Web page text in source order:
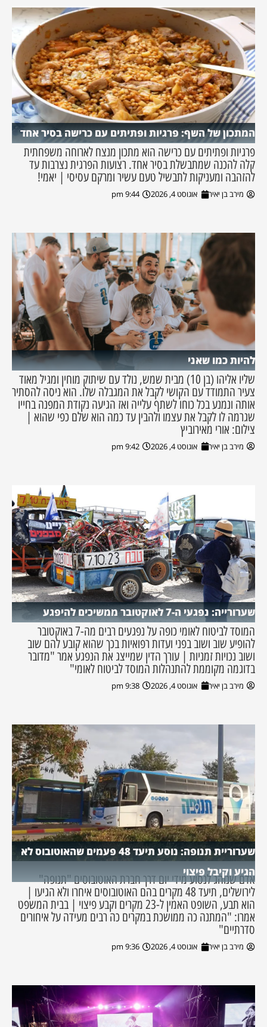
המתכון של השף: פרגיות ופתיתים עם כרישה בסיר אחד
פרגיות ופתיתים עם כרישה הוא מתכון מנצח לארוחה משפחתית
קלה להכנה שמתבשלת בסיר אחד. רצועות הפרגית נצרבות עד
להזהבה ומעניקות לתבשיל טעם עשיר ומרקם עסיסי | יאמי!
מירב בן יאיר אוגוסט 4, 2026 9:44 pm
להיות כמו שאני
שליו אליהו (בן 10) מבית שמש, נולד עם שיתוק מוחין ומגיל מאוד
צעיר התמודד עם הקושי לקבל את המגבלה שלו. הוא ניסה להסתיר
אותה ונמנע בכל כוחו לשתף עלייה ואז הגיעה נקודת המפנה בחייו
שגרמה לו לקבל את עצמו ולהבין עד כמה הוא שלם כפי שהוא |
צילום: אורי מאירוביץ
מירב בן יאיר אוגוסט 4, 2026 9:42 pm
שערורייה: נפגעי ה-7 לאוקטובר ממשיכים להיפגע
המוסד לביטוח לאומי כופה על נפגעים רבים מה-7 באוקטובר
להופיע שוב ושוב בפני ועדות רפואיות בכך שהוא קובע להם שוב
ושוב נכויות זמניות | עורך הדין שמייצג את הנפגע אמר "מדובר
בדוגמה מקוממת להתנהלות המוסד לביטוח לאומי"
מירב בן יאיר אוגוסט 4, 2026 9:38 pm
שערוריית תנופה: נוסע תיעד 48 פעמים שהאוטובוס לא
הגיע וקיבל פיצוי
אדם שנוהג לנסוע מידי יום דרך חברת האוטובוסים "תנופה"
לירושלים, תיעד 48 מקרים בהם האוטובוסים איחרו ולא הגיעו |
הוא תבע, השופט האמין ל-23 מקרים וקבע פיצוי | בבית המשפט
אמרו: "המתנה כה ממושכת במקרים כה רבים מעידה על איחורים
סדרתיים"
מירב בן יאיר אוגוסט 4, 2026 9:36 pm